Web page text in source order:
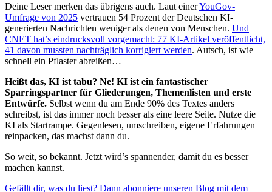
Deine Leser merken das übrigens auch. Laut einerYouGov-
Umfrage von 2025 vertrauen 54 Prozent der Deutschen KI-
generierten Nachrichten weniger als denen von Menschen. Und
CNET hat’s eindrucksvoll vorgemacht: 77 KI-Artikel veröffentlicht,
41 davon mussten nachträglich korrigiert werden. Autsch, ist wie
schnell ein Pflaster abreißen…
Heißt das, KI ist tabu? Ne! KI ist ein fantastischer
Sparringspartner für Gliederungen, Themenlisten und erste
Entwürfe. Selbst wenn du am Ende 90% des Textes anders
schreibst, ist das immer noch besser als eine leere Seite. Nutze die
KI als Startrampe. Gegenlesen, umschreiben, eigene Erfahrungen
reinpacken, das machst dann du.
So weit, so bekannt. Jetzt wird’s spannender, damit du es besser
machen kannst.
Gefällt dir, was du liest? Dann abonniere unseren Blog mit dem